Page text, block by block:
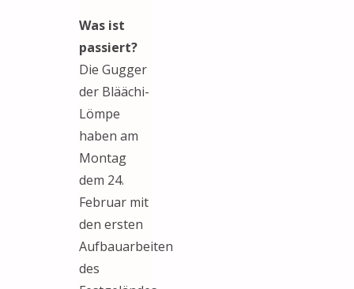
Was ist
passiert?
Die Gugger
der Bläächi-
Lömpe
haben am
Montag
dem 24.
Februar mit
den ersten
Aufbauarbeiten
des